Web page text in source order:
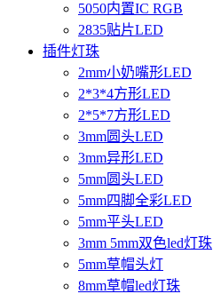
5050内置IC RGB
2835贴片LED
插件灯珠
2mm小奶嘴形LED
2*3*4方形LED
2*5*7方形LED
3mm圆头LED
3mm异形LED
5mm圆头LED
5mm四脚全彩LED
5mm平头LED
3mm 5mm双色led灯珠
5mm草帽头灯
8mm草帽led灯珠